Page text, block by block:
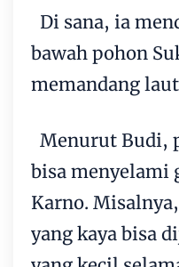
Di sana, ia
bawah pohon
memandang
Menurut Budi,
bisa menyelami
Karno.
yang kaya bisa